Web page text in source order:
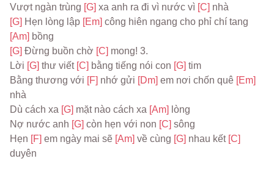
Vượt ngàn trùng [G] xa anh ra đi vì nước vì [C] nhà
[G] Hẹn lòng lập [Em]
[Am] bồng
[G] Ðừng buồn chờ [C] mong! 3.
Lời [G] thư viết [C] bằng tiếng nói con [G] tim
Bằng thương với [F] nhớ gửi [Dm] em nơi chốn quê
nhà
Dù cách xa [G] mặt nào cách xa [Am] lòng
Nợ nước anh [G] còn hẹn với non [C] sông
Hẹn [F] em ngày mai sẽ [Am] về cùng [G] nhau kết
duyên